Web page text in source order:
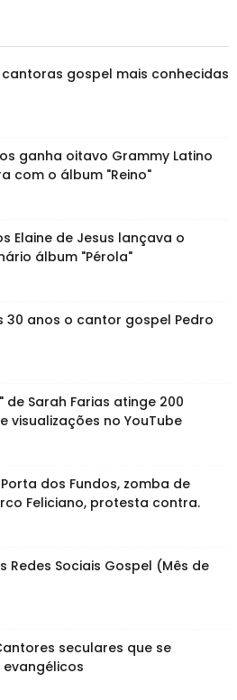
cantoras gospel mais conhecidas
ganha oitavo Grammy Latino
com o álbum "Reino"
Elaine de Jesus lançava o
álbum "Pérola"
30 anos o cantor gospel Pedro
de Sarah Farias atinge 200
visualizações no YouTube
dos Fundos, zomba de
Feliciano, protesta contra.
Redes Sociais Gospel (Mês de
seculares que se